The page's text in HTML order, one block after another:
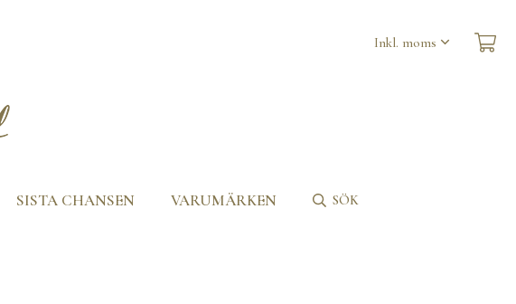
SISTA CHANSEN VARUMÄRKEN SÖK